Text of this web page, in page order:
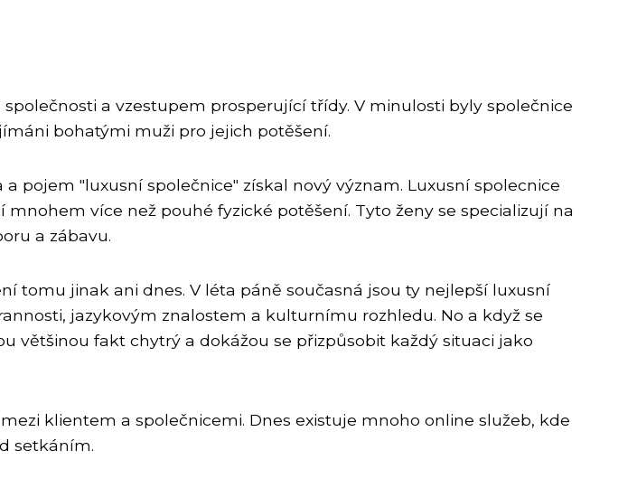
a vzestupem prosperující třídy. V minulosti byly společnice
bohatými muži pro jejich potěšení.
pojem "luxusní společnice" získal nový význam. Luxusní spolecnice
více než pouhé fyzické potěšení. Tyto ženy se specializují na
a zábavu.
tomu jinak ani dnes. V léta páně současná jsou ty nejlepší luxusní
jazykovým znalostem a kulturnímu rozhledu. No a když se
většinou fakt chytrý a dokážou se přizpůsobit každý situaci jako
klientem a společnicemi. Dnes existuje mnoho online služeb, kde
setkáním.